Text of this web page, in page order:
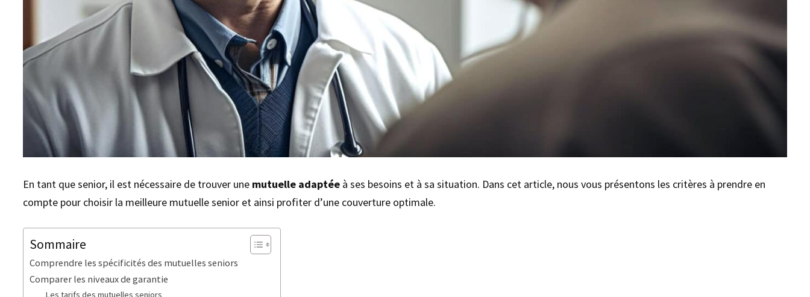
En tant que senior, il est nécessaire de trouver une mutuelle adaptée à ses besoins et à sa situation. Dans cet article, nous vous présentons les critères à prendre en
compte pour choisir la meilleure mutuelle senior et ainsi profiter d’une couverture optimale.
Sommaire
Comprendre les spécificités des mutuelles seniors
Comparer les niveaux de garantie
Les tarifs des mutuelles seniors